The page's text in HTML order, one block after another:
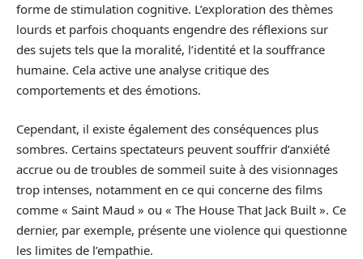
forme de stimulation cognitive. L’exploration des thèmes
lourds et parfois choquants engendre des réflexions sur
des sujets tels que la moralité, l’identité et la souffrance
humaine. Cela active une analyse critique des
comportements et des émotions.
Cependant, il existe également des conséquences plus
sombres. Certains spectateurs peuvent souffrir d’anxiété
accrue ou de troubles de sommeil suite à des visionnages
trop intenses, notamment en ce qui concerne des films
comme « Saint Maud » ou « The House That Jack Built ». Ce
dernier, par exemple, présente une violence qui questionne
les limites de l’empathie.